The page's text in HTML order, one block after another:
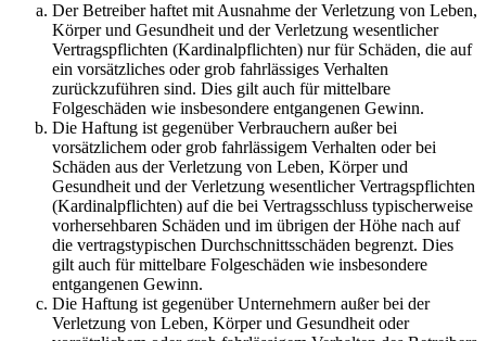
Der Betreiber haftet mit Ausnahme der Verletzung von Leben,
Körper und Gesundheit und der Verletzung wesentlicher
Vertragspflichten (Kardinalpflichten) nur für Schäden, die auf
ein vorsätzliches oder grob fahrlässiges Verhalten
zurückzuführen sind. Dies gilt auch für mittelbare
Folgeschäden wie insbesondere entgangenen Gewinn.
Die Haftung ist gegenüber Verbrauchern außer bei
vorsätzlichem oder grob fahrlässigem Verhalten oder bei
Schäden aus der Verletzung von Leben, Körper und
Gesundheit und der Verletzung wesentlicher Vertragspflichten
(Kardinalpflichten) auf die bei Vertragsschluss typischerweise
vorhersehbaren Schäden und im übrigen der Höhe nach auf
die vertragstypischen Durchschnittsschäden begrenzt. Dies
gilt auch für mittelbare Folgeschäden wie insbesondere
entgangenen Gewinn.
Die Haftung ist gegenüber Unternehmern außer bei der
Verletzung von Leben, Körper und Gesundheit oder